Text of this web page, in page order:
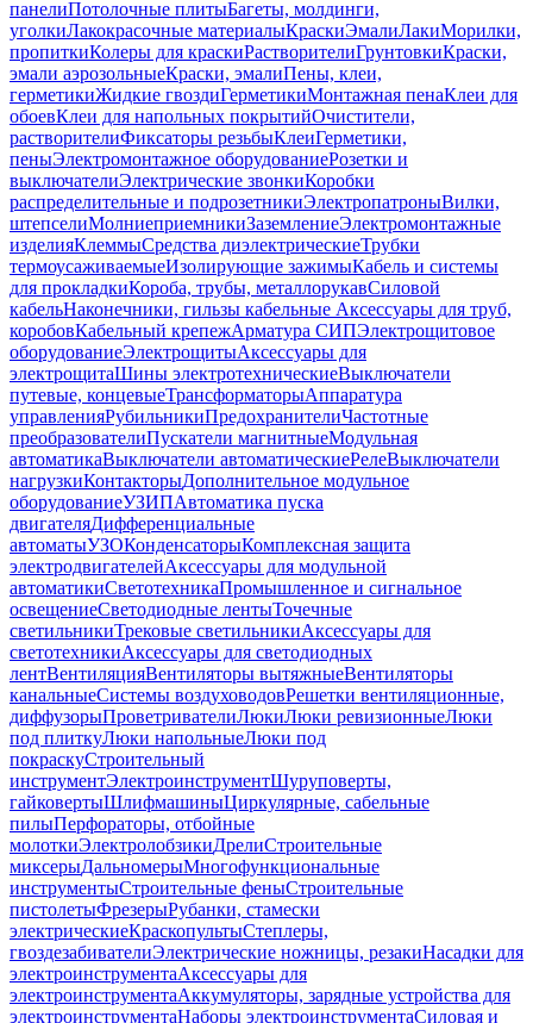
панелиПотолочные плитыБагеты, молдинги,
уголкиЛакокрасочные материалыКраскиЭмалиЛакиМорилки,
пропиткиКолеры для краскиРастворителиГрунтовкиКраски,
эмали аэрозольныеКраски, эмалиПены, клеи,
герметикиЖидкие гвоздиГерметикиМонтажная пенаКлеи для
обоевКлеи для напольных покрытийОчистители,
растворителиФиксаторы резьбыКлеиГерметики,
пеныЭлектромонтажное оборудованиеРозетки и
выключателиЭлектрические звонкиКоробки
распределительные и подрозетникиЭлектропатроныВилки,
штепселиМолниеприемникиЗаземлениеЭлектромонтажные
изделияКлеммыСредства диэлектрическиеТрубки
термоусаживаемыеИзолирующие зажимыКабель и системы
для прокладкиКороба, трубы, металлорукавСиловой
кабельНаконечники, гильзы кабельные Аксессуары для труб,
коробовКабельный крепежАрматура СИПЭлектрощитовое
оборудованиеЭлектрощитыАксессуары для
электрощитаШины электротехническиеВыключатели
путевые, концевыеТрансформаторыАппаратура
управленияРубильникиПредохранителиЧастотные
преобразователиПускатели магнитныеМодульная
автоматикаВыключатели автоматическиеРелеВыключатели
нагрузкиКонтакторыДополнительное модульное
оборудованиеУЗИПАвтоматика пуска
двигателяДифференциальные
автоматыУЗОКонденсаторыКомплексная защита
электродвигателейАксессуары для модульной
автоматикиСветотехникаПромышленное и сигнальное
освещениеСветодиодные лентыТочечные
светильникиТрековые светильникиАксессуары для
светотехникиАксессуары для светодиодных
лентВентиляцияВентиляторы вытяжныеВентиляторы
канальныеСистемы воздуховодовРешетки вентиляционные,
диффузорыПроветривателиЛюкиЛюки ревизионныеЛюки
под плиткуЛюки напольныеЛюки под
покраскуСтроительный
инструментЭлектроинструментШуруповерты,
гайковертыШлифмашиныЦиркулярные, сабельные
пилыПерфораторы, отбойные
молоткиЭлектролобзикиДрелиСтроительные
миксерыДальномерыМногофункциональные
инструментыСтроительные феныСтроительные
пистолетыФрезерыРубанки, стамески
электрическиеКраскопультыСтеплеры,
гвоздезабивателиЭлектрические ножницы, резакиНасадки для
электроинструментаАксессуары для
электроинструментаАккумуляторы, зарядные устройства для
электроинструментаНаборы электроинструментаСиловая и